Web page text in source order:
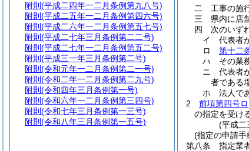
二
工事の施
三
県内に店
四
次のいず
イ
代表者
ロ
第十二
ハ
その業
ニ
代表者
者である
ホ
法人で
2
前項第四号ロ
の指定を受け
(平成二
(指定の申請手
第八条
指定業
附則 (平成二四年一二月条例第九八号)
附則 (平成二五年一二月条例第四六号)
附則 (平成二六年一二月条例第五七号)
附則 (平成二七年三月条例第二二号)
附則 (平成二七年一二月条例第五二号)
附則 (平成三一年三月条例第二号)
附則 (令和元年一二月条例第二一号)
附則 (令和二年一二月条例第二九号)
附則 (令和四年三月条例第一号)
附則 (令和六年一二月条例第三四号)
附則 (令和七年三月条例第一三号)
附則 (令和八年三月条例第一五号)